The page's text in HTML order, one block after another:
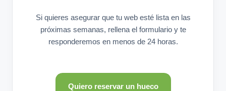
Si quieres asegurar que tu web esté lista en las
próximas semanas, rellena el formulario y te
responderemos en menos de 24 horas.
Quiero reservar un hueco